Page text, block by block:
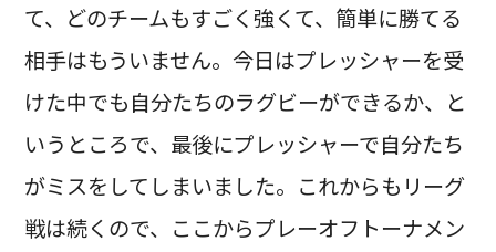
て、どのチームもすごく強くて、簡単に勝てる
相手はもういません。今日はプレッシャーを受
けた中でも自分たちのラグビーができるか、と
いうところで、最後にプレッシャーで自分たち
がミスをしてしまいました。これからもリーグ
戦は続くので、ここからプレーオフトーナメン